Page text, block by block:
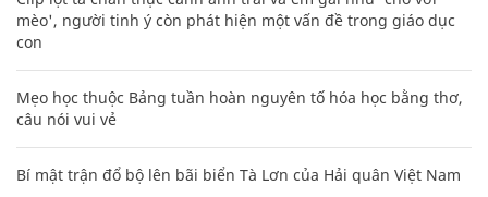
mèo', người tinh ý còn phát hiện một vấn đề trong giáo dục
con
Mẹo học thuộc Bảng tuần hoàn nguyên tố hóa học bằng thơ,
câu nói vui vẻ
Bí mật trận đổ bộ lên bãi biển Tà Lơn của Hải quân Việt Nam